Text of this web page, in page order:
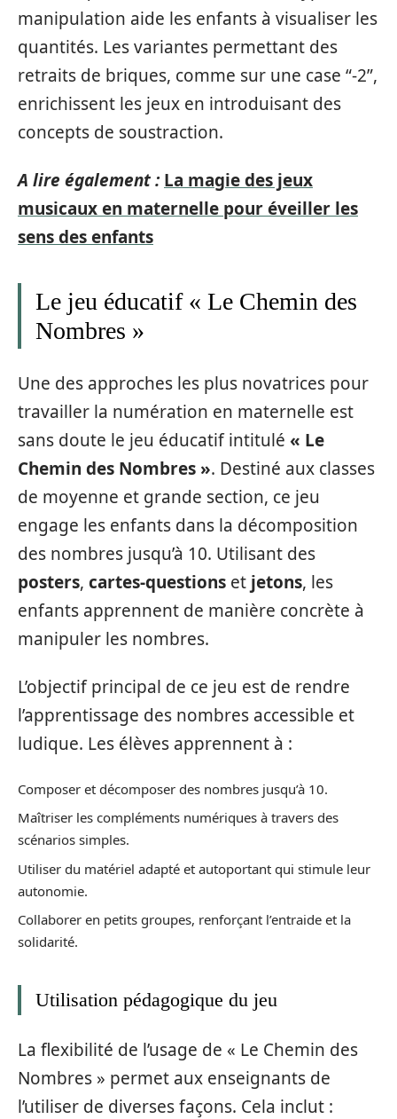
manipulation aide les enfants à visualiser les
quantités. Les variantes permettant des
retraits de briques, comme sur une case “-2”,
enrichissent les jeux en introduisant des
concepts de soustraction.
A lire également : La magie des jeux
musicaux en maternelle pour éveiller les
sens des enfants
Le jeu éducatif « Le Chemin des
Nombres »
Une des approches les plus novatrices pour
travailler la numération en maternelle est
sans doute le jeu éducatif intitulé « Le
Chemin des Nombres ». Destiné aux classes
de moyenne et grande section, ce jeu
engage les enfants dans la décomposition
des nombres jusqu’à 10. Utilisant des
posters, cartes-questions et jetons, les
enfants apprennent de manière concrète à
manipuler les nombres.
L’objectif principal de ce jeu est de rendre
l’apprentissage des nombres accessible et
ludique. Les élèves apprennent à :
Composer et décomposer des nombres jusqu’à 10.
Maîtriser les compléments numériques à travers des
scénarios simples.
Utiliser du matériel adapté et autoportant qui stimule leur
autonomie.
Collaborer en petits groupes, renforçant l’entraide et la
solidarité.
Utilisation pédagogique du jeu
La flexibilité de l’usage de « Le Chemin des
Nombres » permet aux enseignants de
l’utiliser de diverses façons. Cela inclut :